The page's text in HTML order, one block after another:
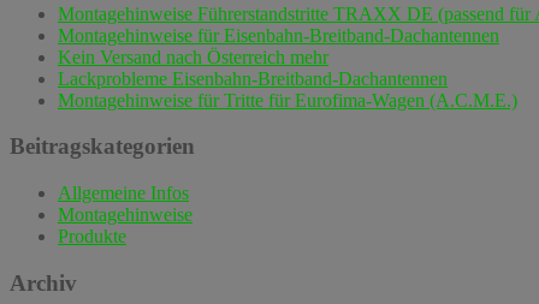
Montagehinweise Führerstandstritte TRAXX DE (passend für
Montagehinweise für Eisenbahn-Breitband-Dachantennen
Kein Versand nach Österreich mehr
Lackprobleme Eisenbahn-Breitband-Dachantennen
Montagehinweise für Tritte für Eurofima-Wagen (A.C.M.E.)
Beitragskategorien
Allgemeine Infos
Montagehinweise
Produkte
Archiv